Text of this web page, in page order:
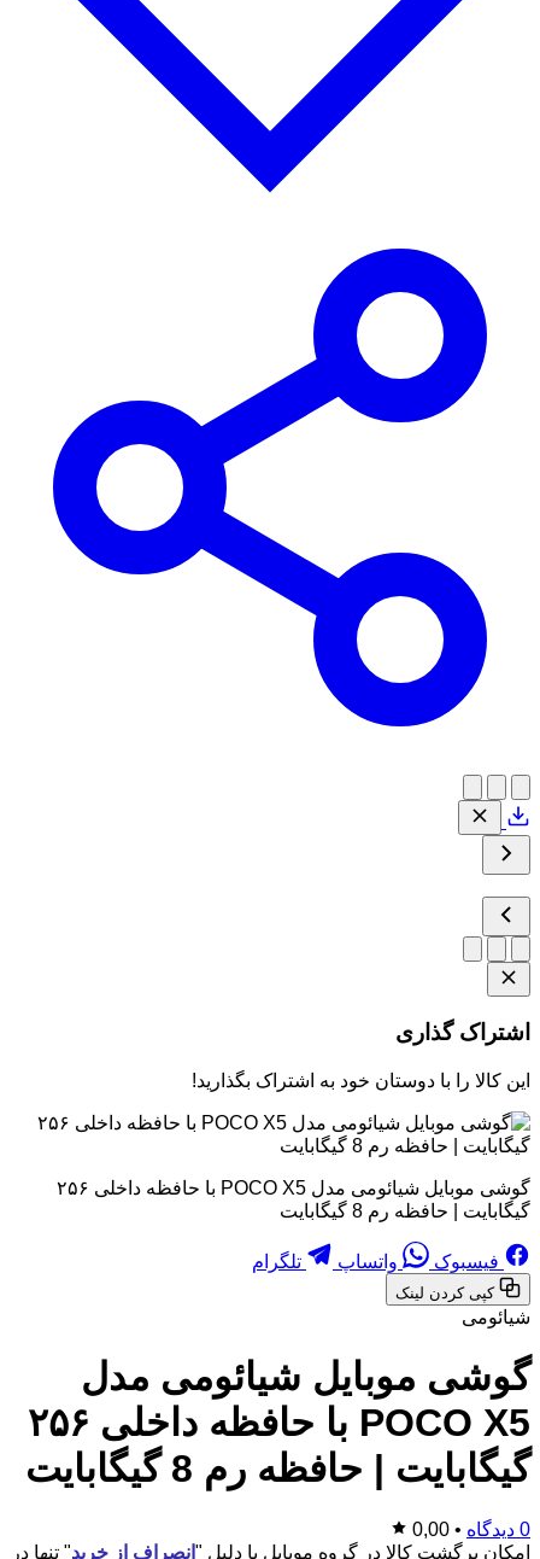
اشتراک گذاری
این کالا را با دوستان خود به اشتراک بگذارید!
گوشی موبایل شیائومی مدل POCO X5 با حافظه داخلی ۲۵۶
گیگابایت | حافظه رم 8 گیگابایت
فیسبوک واتساپ تلگرام
کپی کردن لینک
شیائومی
گوشی موبایل شیائومی مدل
POCO X5 با حافظه داخلی ۲۵۶
گیگابایت | حافظه رم 8 گیگابایت
0 دیدگاه •
0,00
امکان برگشت کالا در گروه موبایل با دلیل " انصراف از خرید" تنها در